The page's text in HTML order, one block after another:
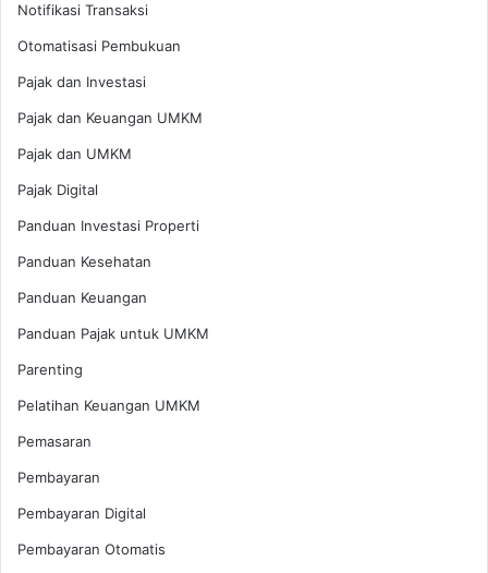
Notifikasi Transaksi
Otomatisasi Pembukuan
Pajak dan Investasi
Pajak dan Keuangan UMKM
Pajak dan UMKM
Pajak Digital
Panduan Investasi Properti
Panduan Kesehatan
Panduan Keuangan
Panduan Pajak untuk UMKM
Parenting
Pelatihan Keuangan UMKM
Pemasaran
Pembayaran
Pembayaran Digital
Pembayaran Otomatis